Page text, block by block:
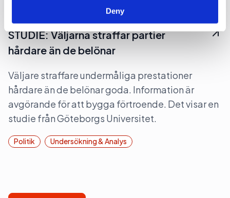
Deny
2026-05-11, 06:14
STUDIE: Väljarna straffar partier
hårdare än de belönar
Väljare straffare undermåliga prestationer
hårdare än de belönar goda. Information är
avgörande för att bygga förtroende. Det visar en
studie från Göteborgs Universitet.
Politik Undersökning & Analys